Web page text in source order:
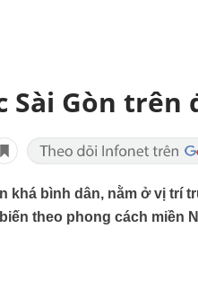
Sài Gòn trên
khá bình dân, nằm ở vị trí
theo phong cách